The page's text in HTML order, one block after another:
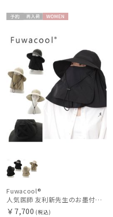
Fuwacool®
人気医師 友利新先生のお墨付き！【遮光100％帽子】フワクール® (Fuwacool®) 日差しを完全遮断バッククロスハット 遮光100 UV100
￥7,700 (税込)